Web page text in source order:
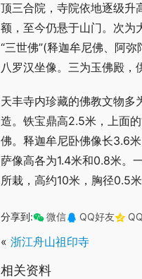
顶三合院，寺院依地逐级升
额，至今仍悬于山门。次为
“三世佛”(释迦牟尼佛、阿
八罗汉坐像。三为玉佛殿，
天丰寺内珍藏的佛教文物多
造。铁宝鼎高2.5米，上面
佛。释迦牟尼卧佛像长3.6
萨像高各为1.4米和0.8米。
所栽，高约10米，胸径0.5
分享到: 微信 QQ好友
« 浙江舟山祖印寺
相关资料